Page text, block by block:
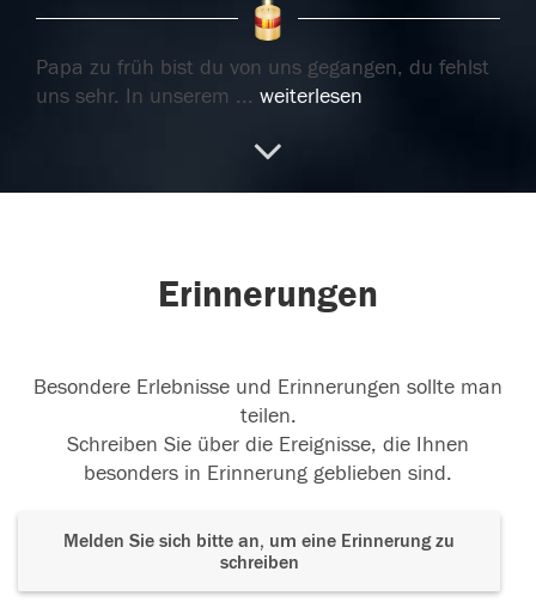
Papa zu früh bist du von uns gegangen, du fehlst
uns sehr. In unserem ... weiterlesen
Erinnerungen
Besondere Erlebnisse und Erinnerungen sollte man
teilen.
Schreiben Sie über die Ereignisse, die Ihnen
besonders in Erinnerung geblieben sind.
Melden Sie sich bitte an, um eine Erinnerung zu
schreiben